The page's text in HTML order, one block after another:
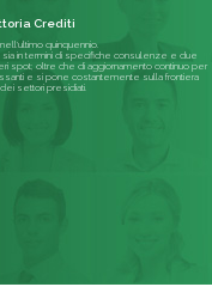
quinquennio.
in termini di specifiche consulenze e due
spot; oltre che di aggiornamento continuo per
e si pone costantemente sulla frontiera
settori presidiati.
Crediti